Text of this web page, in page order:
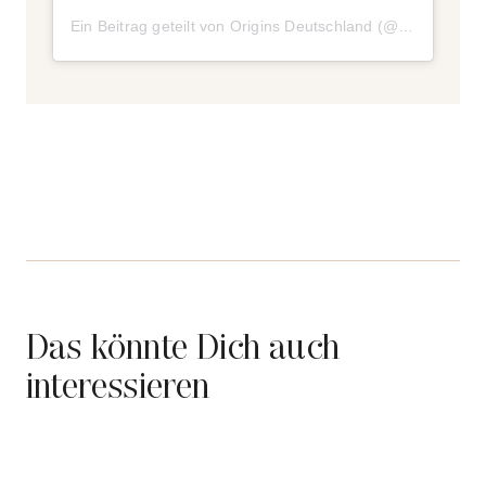
Ein Beitrag geteilt von Origins Deutschland (@originsde)
Das könnte Dich auch
interessieren